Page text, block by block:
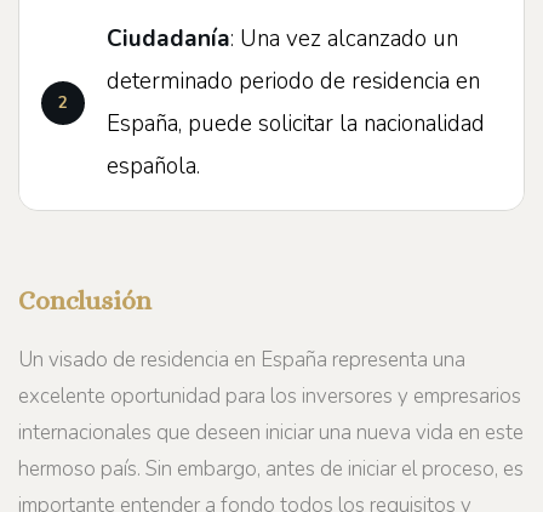
Ciudadanía: Una vez alcanzado un
determinado periodo de residencia en
España, puede solicitar la nacionalidad
española.
Conclusión
Un visado de residencia en España representa una
excelente oportunidad para los inversores y empresarios
internacionales que deseen iniciar una nueva vida en este
hermoso país. Sin embargo, antes de iniciar el proceso, es
importante entender a fondo todos los requisitos y